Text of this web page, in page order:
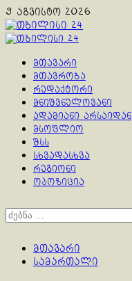
Skip
to
content
9 აგვისტო 2026
Primary
მთავარი
მთავრობა
რედაქტორი
მნიშვნელოვანი
ადამიანი არსაიდან
მსოფლიო
შსს
სხვადასხვა
რეგიონი
ოპოზიცია
ძებნა:
მთავარი
სამართალი